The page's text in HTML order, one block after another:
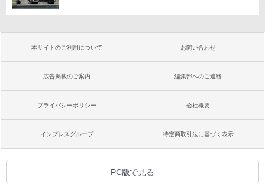
本サイトのご利用について お問い合わせ
広告掲載のご案内 編集部へのご連絡
プライバシーポリシー 会社概要
インプレスグループ 特定商取引法に基づく表示
PC版で見る